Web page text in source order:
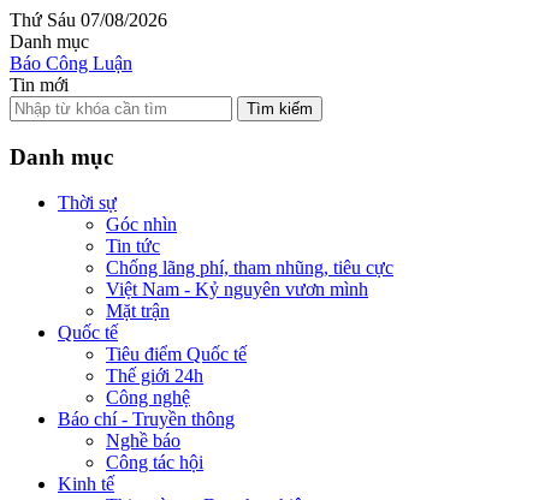
Thứ Sáu 07/08/2026
Danh mục
Báo Công Luận
Tin mới
Tìm kiếm
Danh mục
Thời sự
Góc nhìn
Tin tức
Chống lãng phí, tham nhũng, tiêu cực
Việt Nam - Kỷ nguyên vươn mình
Mặt trận
Quốc tế
Tiêu điểm Quốc tế
Thế giới 24h
Công nghệ
Báo chí - Truyền thông
Nghề báo
Công tác hội
Kinh tế